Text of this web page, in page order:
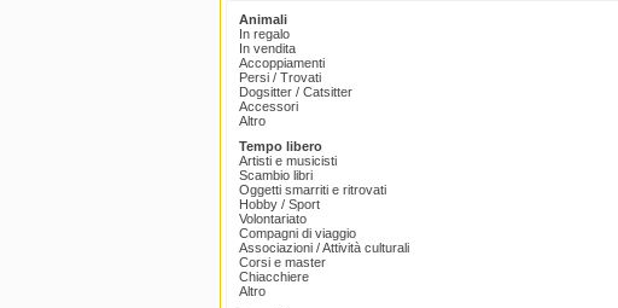
Animali
In regalo
In vendita
Accoppiamenti
Persi / Trovati
Dogsitter / Catsitter
Accessori
Altro
Tempo libero
Artisti e musicisti
Scambio libri
Oggetti smarriti e ritrovati
Hobby / Sport
Volontariato
Compagni di viaggio
Associazioni / Attività culturali
Corsi e master
Chiacchiere
Altro